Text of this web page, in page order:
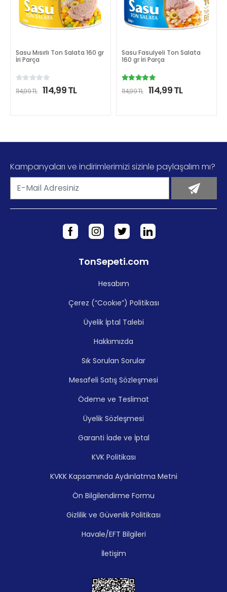
Sasu Mısırlı Ton Salata 160 gr
İri Parça
114,99 TL 114,99 TL
Sasu Fasulyeli Ton Salata
160 gr İri Parça
114,99 TL 114,99 TL
Kampanyaları ve indirimlerimizi sizinle paylaşalım mı?
TonSepeti.com
Hesabım
Çerez (“Cookıe”) Politikası
Üyelik İptal Talebi
Hakkımızda
Sık Sorulan Sorular
Mesafeli Satış Sözleşmesi
Ödeme ve Teslimat
Üyelik Sözleşmesi
Garanti İade ve İptal
KVK Politikası
KVKK Kapsamında Aydınlatma Metni
Ön Bilgilendirme Formu
Gizlilik ve Güvenlik Politikası
Havale/EFT Bilgileri
İletişim